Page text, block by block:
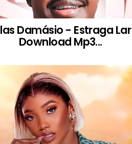
Damásio - Estraga Lar
Download Mp3...